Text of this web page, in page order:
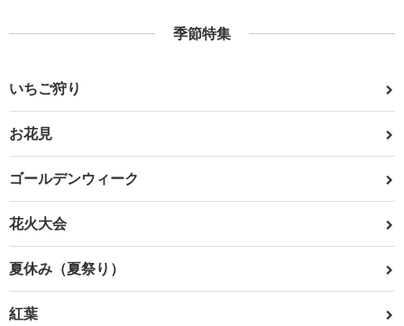
季節特集
いちご狩り
お花見
ゴールデンウィーク
花火大会
夏休み（夏祭り）
紅葉